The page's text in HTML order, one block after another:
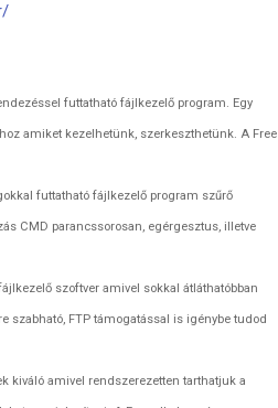
futtatható fájlkezelő program. Egy
amiket kezelhetünk, szerkeszthetünk. A Free
futtatható fájlkezelő program szűrő
CMD parancssorosan, egérgesztus, illetve
szoftver amivel sokkal átláthatóbban
FTP támogatással is igénybe tudod
kiváló amivel rendszerezetten tarthatjuk a